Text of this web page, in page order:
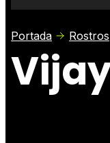
Portada Rostros